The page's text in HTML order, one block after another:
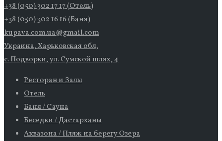
+38 (050) 302 17 17 (Отель)
+38 (050) 302 16 16 (Баня)
kupava.com.ua@gmail.com
Украина, Харьковская обл,
с. Подворки, ул. Сумской шлях, 4
Ресторан и Залы
Отель
Баня / Сауна
Беседки / Дастарханы
Аквазона / Пляж на берегу Озера